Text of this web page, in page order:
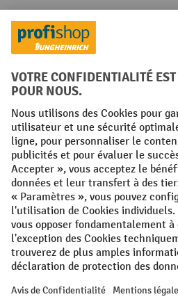
Langues
FR NL
Conditions générales
Protection des Données
All prices excl. VAT plusshipping costs
if not stated otherwise.
¹ La remise est valable jusqu'à
s'applique pas aux prix spéciaux. Il n'est
avec d'autres réductions en pourcentage
réduction sera accordée une seule fois
à la newsletter. Le code de réduction est
nette minimale de 250,00 €. La